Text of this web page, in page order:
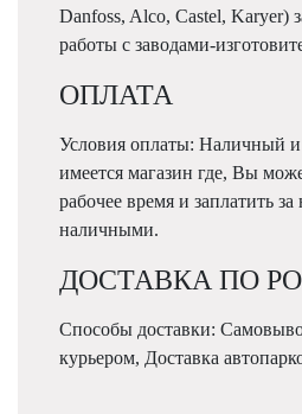
Danfoss, Alco, Castel, Karyer)
работы с заводами-
ОПЛАТА
Условия оплаты: Наличный
имеется магазин где, Вы
рабочее время и заплатить
наличными.
ДОСТАВКА ПО
Способы доставки:
курьером, Доставка